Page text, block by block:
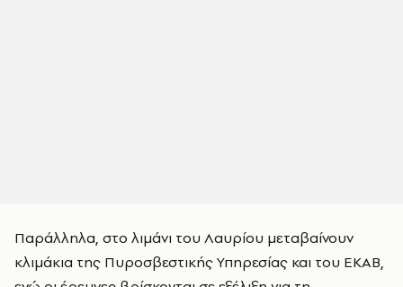
Παράλληλα, στο λιμάνι του Λαυρίου μεταβαίνουν
κλιμάκια της Πυροσβεστικής Υπηρεσίας και του ΕΚΑΒ,